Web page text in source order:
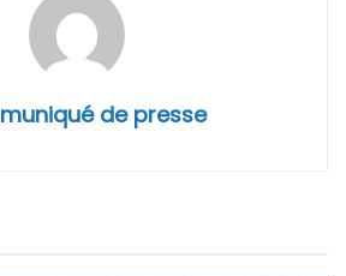
de presse